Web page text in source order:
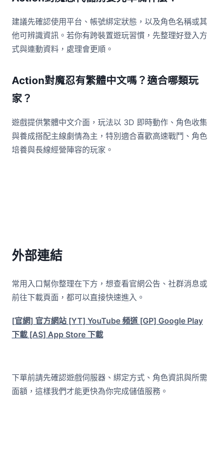
建議先確認使用平台、帳號綁定狀態，以及角色名稱或其
他可辨識資訊。若你有跨裝置遊玩習慣，先整理好登入方
式與連動資料，處理會更順。
Action對魔忍有繁體中文嗎？適合哪類玩
家？
遊戲提供繁體中文介面，玩法以 3D 即時動作、角色收集
與養成搭配主線劇情為主，特別適合喜歡高速戰鬥、角色
培養與長線經營陣容的玩家。
外部連結
常用入口幫你整理在下方，想查看官網公告、社群消息或
前往下載頁面，都可以直接快速進入。
[官網] 官方網站 [YT] YouTube 頻道 [GP] Google Play
下載 [AS] App Store 下載
下單前請先確認遊戲伺服器、綁定方式、角色資訊與所需
面額，這樣我們才能更快為你完成儲值服務。